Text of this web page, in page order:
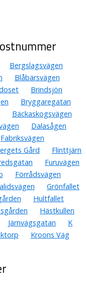
Bergslagsvägen
Blåbärsvägen
Brindsjön
Bryggaregatan
Bäckaskogsvägen
Dalasågen
Fabriksvägen
Gård
Flinttjärn
Furuvägen
Förrådsvägen
Grönfallet
Hultfallet
Hästkullen
Järnvägsgatan
K
Kroons Väg